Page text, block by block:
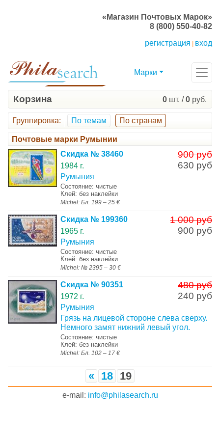
«Магазин Почтовых Марок»
8 (800) 550-40-82
регистрация
вход
Марки
Корзина 0 шт. /0 руб.
Группировка: По темам По странам
Почтовые марки Румынии
900 руб
630 руб
Скидка № 38460
1984 г.
Румыния
Состояние: чистые
Клей: без наклейки
Michel: Бл. 199 – 25 €
1 000 руб
900 руб
Скидка № 199360
1965 г.
Румыния
Состояние: чистые
Клей: без наклейки
Michel: № 2395 – 30 €
480 руб
240 руб
Скидка № 90351
1972 г.
Румыния
Грязь на лицевой стороне слева сверху.
Немного замят нижний левый угол.
Состояние: чистые
Клей: без наклейки
Michel: Бл. 102 – 17 €
« 18 19
e-mail: info@philasearch.ru